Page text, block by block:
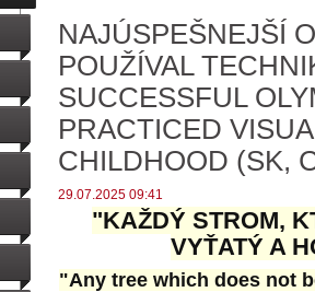
NAJÚSPEŠNEJŠÍ
POUŽÍVAL
SUCCESSFUL
PRACTICED
CHILDHOOD (SK,
29.07.2025 09:41
"KAŽDÝ STROM,
VYŤATÝ A
"Any tree which does not